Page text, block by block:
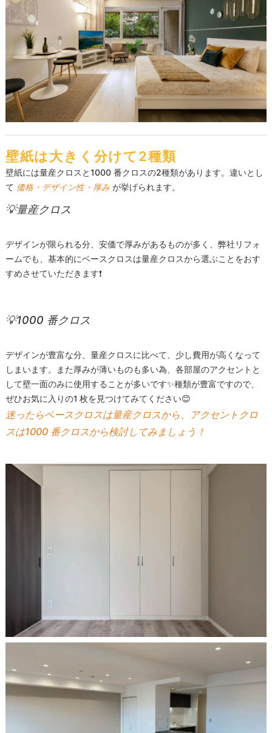
壁紙は大きく分けて2種類
壁紙には量産クロスと1000 番クロスの2種類があります。違いとし
て 価格・デザイン性・厚み が挙げられます。
💡量産クロス
デザインが限られる分、安価で厚みがあるものが多く、弊社リフォ
ームでも、基本的にベースクロスは量産クロスから選ぶことをおす
すめさせていただきます❗
💡1000 番クロス
デザインが豊富な分、量産クロスに比べて、少し費用が高くなって
しまいます。また厚みが薄いものも多い為、各部屋のアクセントと
して壁一面のみに使用することが多いです✨種類が豊富ですので、
ぜひお気に入りの1 枚を見つけてみてください😊
迷ったらベースクロスは量産クロスから、アクセントクロ
スは1000 番クロスから検討してみましょう！